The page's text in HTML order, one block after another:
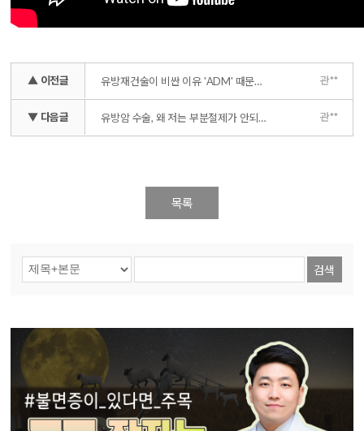
▲ 이전글 유방재건술이 비싼 이유 'ADM' 때문이라고? 관**
▼ 다음글 유방암 수술, 왜 저는 부분절제가 안되나요 관**
목록
검색